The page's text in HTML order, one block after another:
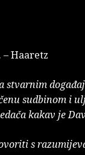
– Haaretz
stvarnim
sudbinom i
kakav je
s